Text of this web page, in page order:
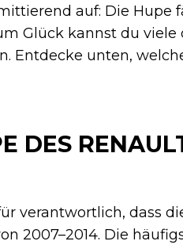
auf: Die Hupe
Glück kannst du viele
Entdecke unten,
DES
verantwortlich, dass
2007–2014. Die